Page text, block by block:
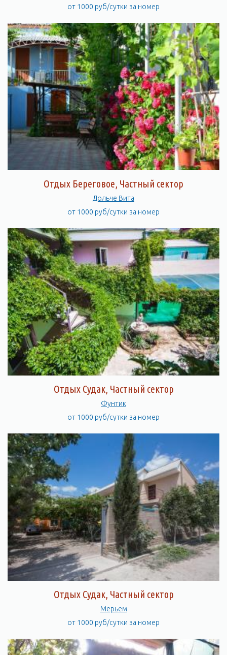
от 1000 руб/сутки за номер
Отдых Береговое, Частный сектор
Дольче Вита
от 1000 руб/сутки за номер
Отдых Судак, Частный сектор
Фунтик
от 1000 руб/сутки за номер
Отдых Судак, Частный сектор
Мерьем
от 1000 руб/сутки за номер